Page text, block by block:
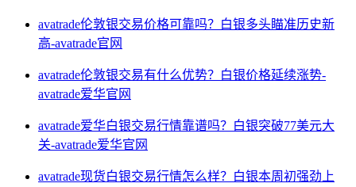
avatrade伦敦银交易价格可靠吗？白银多头瞄准历史新
高-avatrade官网
avatrade伦敦银交易有什么优势？白银价格延续涨势-
avatrade爱华官网
avatrade爱华白银交易行情靠谱吗？白银突破77美元大
关-avatrade爱华官网
avatrade现货白银交易行情怎么样？白银本周初强劲上